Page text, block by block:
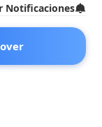
Notificaciones